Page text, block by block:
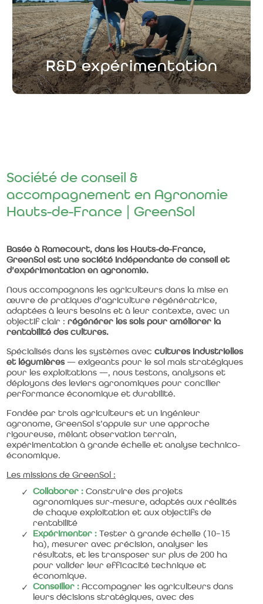
En détails
R&D expérimentation
En détails
Société de conseil &
accompagnement en Agronomie
Hauts-de-France | GreenSol
Basée à Ramecourt, dans les Hauts-de-France,
GreenSol est une société indépendante de conseil et
d’expérimentation en agronomie.
Nous accompagnons les agriculteurs dans la mise en
œuvre de pratiques d’agriculture régénératrice,
adaptées à leurs besoins et à leur contexte, avec un
objectif clair :régénérer les sols pour améliorer la
rentabilité des cultures.
Spécialisés dans les systèmes aveccultures industrielles
et légumières— exigeants pour le sol mais stratégiques
pour les exploitations —, nous testons, analysons et
déployons des leviers agronomiques pour concilier
performance économique et durabilité.
Fondée par trois agriculteurs et un ingénieur
agronome, GreenSol s’appuie sur une approche
rigoureuse, mêlant observation terrain,
expérimentation à grande échelle et analyse technico-
économique.
Les missions de GreenSol :
Collaborer : Construire des projets
agronomiques sur-mesure, adaptés aux réalités
de chaque exploitation et aux objectifs de
rentabilité
Expérimenter : Tester à grande échelle (10–15
ha), mesurer avec précision, analyser les
résultats, et les transposer sur plus de 200 ha
pour valider leur efficacité technique et
économique.
Conseiller : Accompagner les agriculteurs dans
leurs décisions stratégiques, avec des